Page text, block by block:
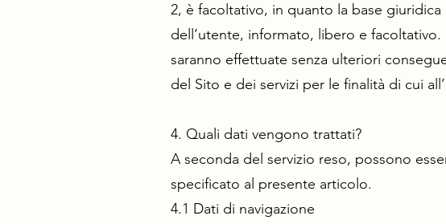
2, è facoltativo, in quanto la base
dell’utente, informato, libero e
saranno effettuate senza ulteriori
del Sito e dei servizi per le finalità di cui
4. Quali dati vengono trattati?
A seconda del servizio reso, possono
specificato al presente articolo.
4.1 Dati di navigazione